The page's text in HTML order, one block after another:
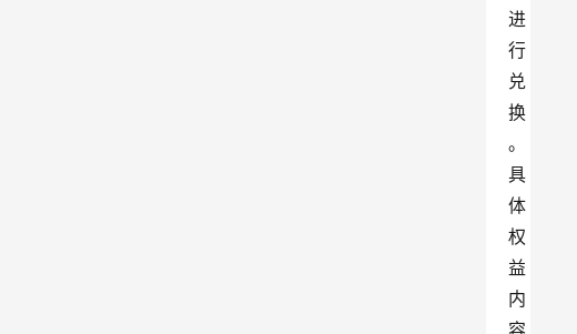
进
行
兑
换
。
具
体
权
益
内
容